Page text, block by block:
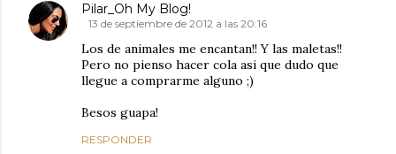
Pilar_Oh My Blog!
13 de septiembre de 2012 a las 20:16
Los de animales me encantan!! Y las maletas!!
Pero no pienso hacer cola asi que dudo que
llegue a comprarme alguno ;)
Besos guapa!
RESPONDER